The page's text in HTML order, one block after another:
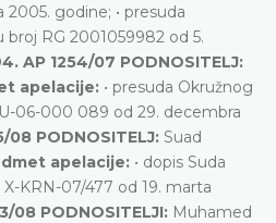
godine; • presuda
RG 2001059982 od 5.
AP 1254/07 PODNOSITELJ:
apelacije: • presuda Okružnog
06-000 089 od 29. decembra
08 PODNOSITELJ: Suad
apelacije: • dopis Suda
KRN-07/477 od 19. marta
08 PODNOSITELJI: Muhamed